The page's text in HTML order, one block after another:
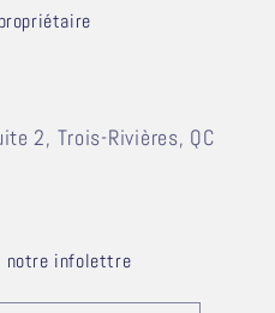
2, Trois-Rivières, QC
notre infolettre